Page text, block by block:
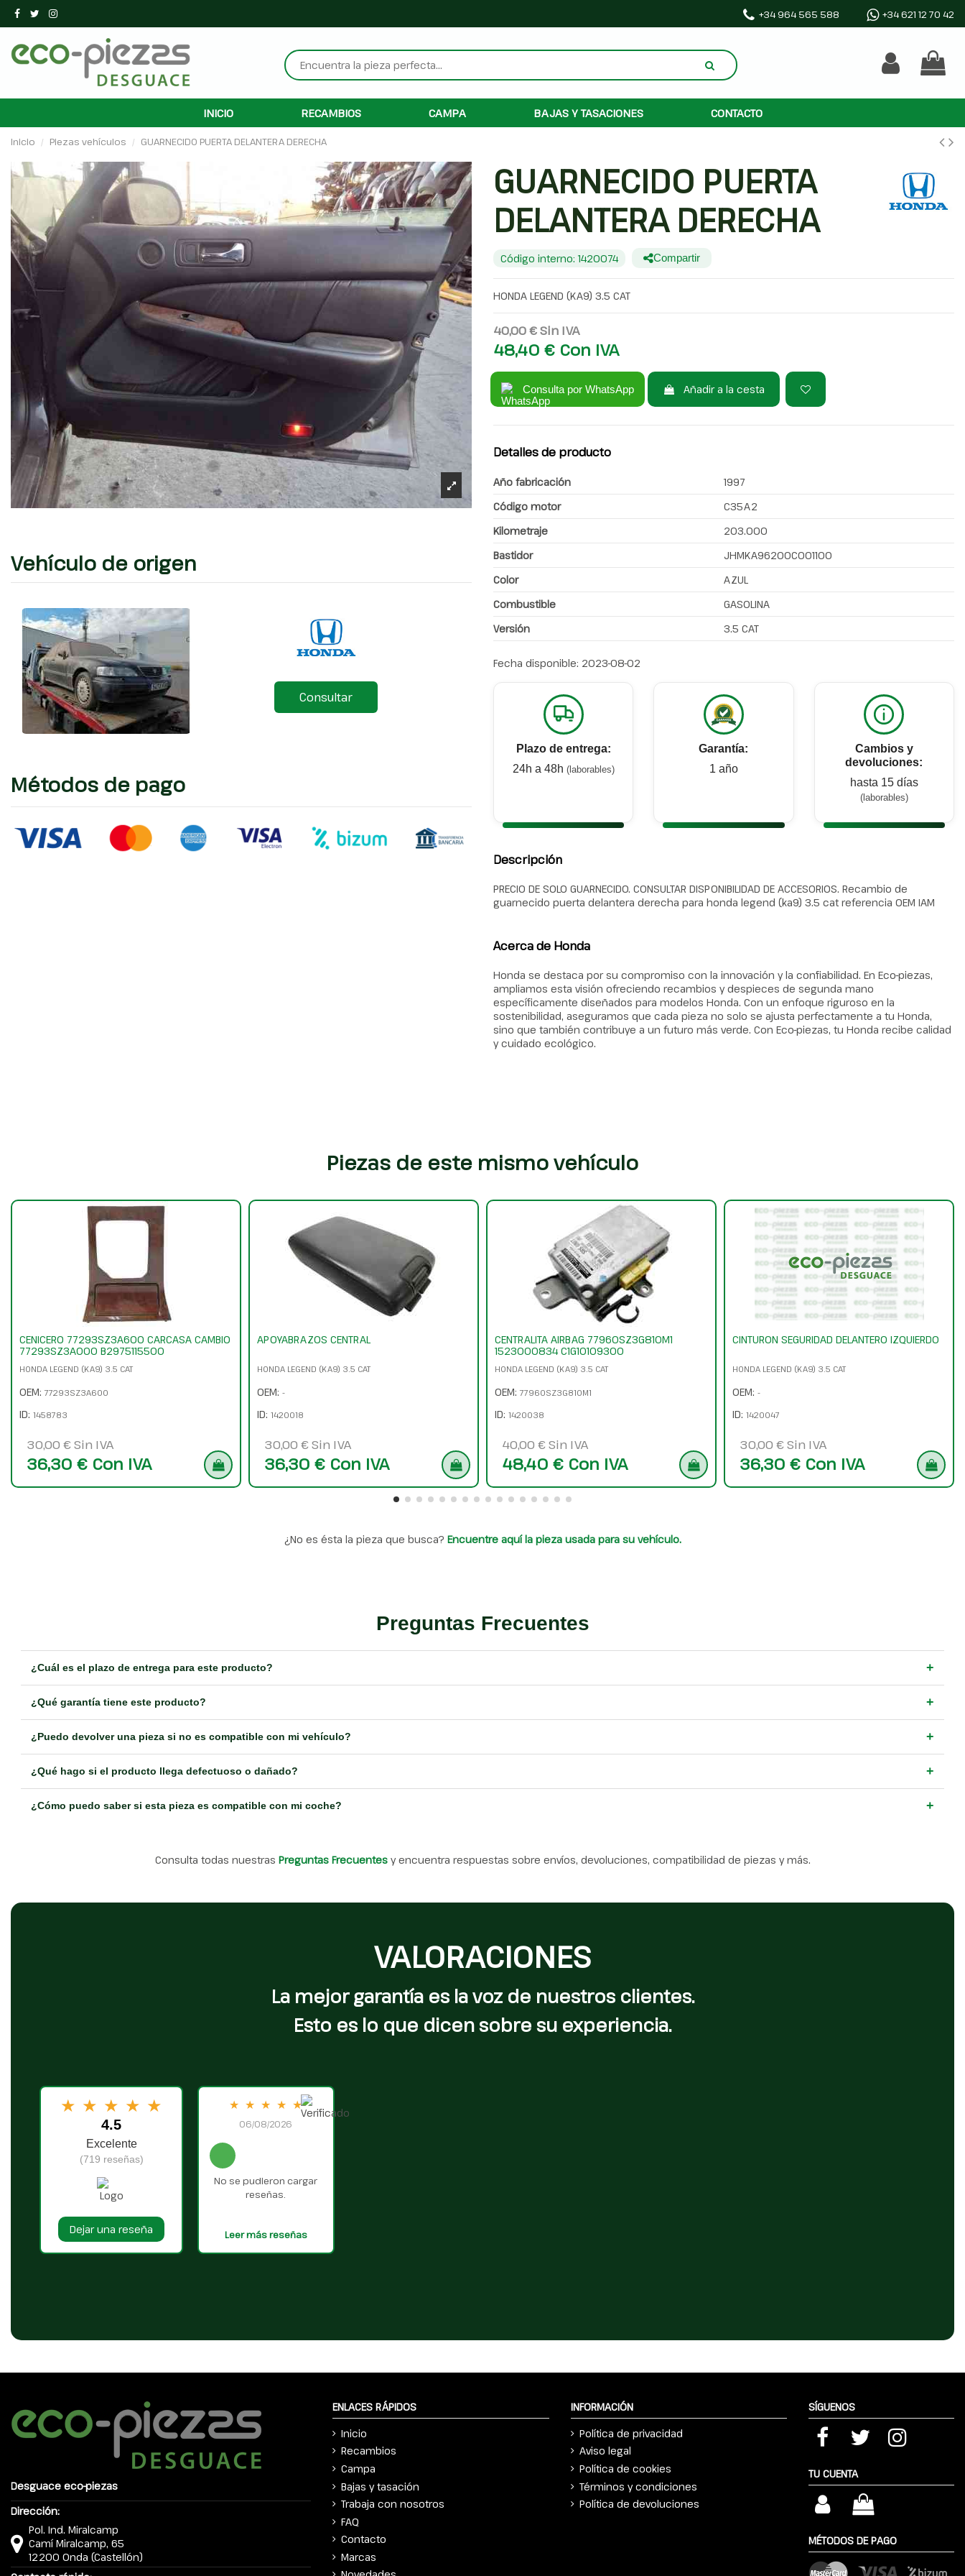
+34 964 565 588 +34 621 12 70 42
INICIO RECAMBIOS CAMPA BAJAS Y TASACIONES CONTACTO
Inicio Piezas vehículos GUARNECIDO PUERTA DELANTERA DERECHA
Vehículo de origen
Consultar
Métodos de pago
GUARNECIDO PUERTA
DELANTERA DERECHA
Código interno: 1420074 Compartir
HONDA LEGEND (KA9) 3.5 CAT
40,00 €Sin IVA
48,40 € Con IVA
Consulta por WhatsApp Añadir a la cesta
Detalles de producto
Año fabricación
1997
Código motor
C35A2
Kilometraje
203.000
Bastidor
JHMKA96200C001100
Color
AZUL
Combustible
GASOLINA
Versión
3.5 CAT
Fecha disponible: 2023-08-02
Plazo de entrega:
24h a 48h (laborables)
Garantía:
1 año
Cambios y
devoluciones:
hasta 15 días
(laborables)
Descripción
PRECIO DE SOLO GUARNECIDO. CONSULTAR DISPONIBILIDAD DE ACCESORIOS. Recambio de
guarnecido puerta delantera derecha para honda legend (ka9) 3.5 cat referencia OEM IAM
Acerca de Honda
Honda se destaca por su compromiso con la innovación y la confiabilidad. En Eco-piezas,
ampliamos esta visión ofreciendo recambios y despieces de segunda mano
específicamente diseñados para modelos Honda. Con un enfoque riguroso en la
sostenibilidad, aseguramos que cada pieza no solo se ajusta perfectamente a tu Honda,
sino que también contribuye a un futuro más verde. Con Eco-piezas, tu Honda recibe calidad
y cuidado ecológico.
Piezas de este mismo vehículo
CENICERO 77293SZ3A600 CARCASA CAMBIO
77293SZ3A000 B2975115500
HONDA LEGEND (KA9) 3.5 CAT
OEM: 77293SZ3A600
ID: 1458783
30,00 € Sin IVA
36,30 € Con IVA
APOYABRAZOS CENTRAL
HONDA LEGEND (KA9) 3.5 CAT
OEM: -
ID: 1420018
30,00 € Sin IVA
36,30 € Con IVA
CENTRALITA AIRBAG 77960SZ3G810M1
1523000834 C1G10109300
HONDA LEGEND (KA9) 3.5 CAT
OEM: 77960SZ3G810M1
ID: 1420038
40,00 € Sin IVA
48,40 € Con IVA
CINTURON SEGURIDAD DELANTERO IZQUIERDO
HONDA LEGEND (KA9) 3.5 CAT
OEM: -
ID: 1420047
30,00 € Sin IVA
36,30 € Con IVA
¿No es ésta la pieza que busca? Encuentre aquí la pieza usada para su vehículo.
Preguntas Frecuentes
¿Cuál es el plazo de entrega para este producto? +
¿Qué garantía tiene este producto? +
¿Puedo devolver una pieza si no es compatible con mi vehículo? +
¿Qué hago si el producto llega defectuoso o dañado? +
¿Cómo puedo saber si esta pieza es compatible con mi coche? +
Consulta todas nuestras Preguntas Frecuentes y encuentra respuestas sobre envíos, devoluciones, compatibilidad de piezas y más.
VALORACIONES
La mejor garantía es la voz de nuestros clientes.
Esto es lo que dicen sobre su experiencia.
★ ★ ★ ★ ★
4.5
Excelente
(719 reseñas)
Dejar una reseña
★ ★ ★ ★ ★
06/08/2026
No se pudieron cargar
reseñas.
Leer más reseñas
Desguace eco-piezas
Dirección:
Pol. Ind. Miralcamp
Camí Miralcamp, 65
12200 Onda (Castellón)
ENLACES RÁPIDOS
Inicio
Recambios
Campa
Bajas y tasación
Trabaja con nosotros
FAQ
Contacto
Marcas
INFORMACIÓN
Política de privacidad
Aviso legal
Política de cookies
Términos y condiciones
Política de devoluciones
SÍGUENOS
TU CUENTA
MÉTODOS DE PAGO